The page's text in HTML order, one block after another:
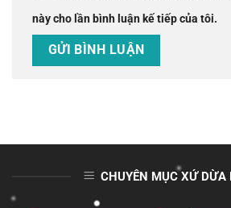
này cho lần bình luận kế tiếp của tôi.
CHUYÊN MỤC XỨ DỪA